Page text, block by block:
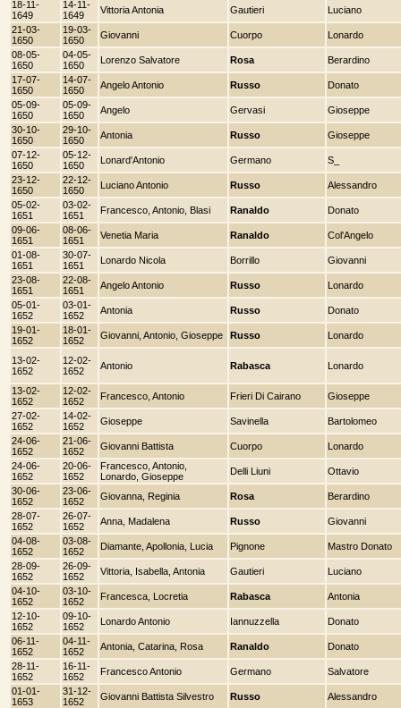
18-11-
1649
14-11-
1649
Vittoria Antonia Gautieri
Luciano
21-03-
1650
19-03-
1650
Giovanni Cuorpo
Lonardo
08-05-
1650
04-05-
1650
Lorenzo Salvatore Rosa
Berardino
17-07-
1650
14-07-
1650
Angelo Antonio Russo
Donato
05-09-
1650
05-09-
1650
Angelo Gervasi
Gioseppe
30-10-
1650
29-10-
1650
Antonia Russo
Gioseppe
07-12-
1650
05-12-
1650
Lonard'Antonio Germano
S_
23-12-
1650
22-12-
1650
Luciano Antonio Russo
Alessandro
05-02-
1651
03-02-
1651
Francesco, Antonio, Blasi Ranaldo
Donato
09-06-
1651
08-06-
1651
Venetia Maria Ranaldo
Col'Angelo
01-08-
1651
30-07-
1651
Lonardo Nicola Borrillo
Giovanni
23-08-
1651
22-08-
1651
Angelo Antonio Russo
Lonardo
05-01-
1652
03-01-
1652
Antonia Russo
Donato
19-01-
1652
18-01-
1652
Giovanni, Antonio, Gioseppe Russo Lonardo
13-02-
1652
12-02-
1652
Antonio Rabasca Lonardo
13-02-
1652
12-02-
1652
Francesco, Antonio Frieri Di Cairano
Gioseppe
27-02-
1652
14-02-
1652
Gioseppe Savinella
Bartolomeo
24-06-
1652
21-06-
1652
Giovanni Battista Cuorpo
Lonardo
24-06-
1652
20-06-
1652
Francesco, Antonio,
Lonardo, Gioseppe
Delli Liuni
Ottavio
30-06-
1652
23-06-
1652
Giovanna, Reginia Rosa
Berardino
28-07-
1652
26-07-
1652
Anna, Madalena Russo
Giovanni
04-08-
1652
03-08-
1652
Diamante, Apollonia, Lucia Pignone
Mastro Donato
28-09-
1652
26-09-
1652
Vittoria, Isabella, Antonia Gautieri
Luciano
04-10-
1652
03-10-
1652
Francesca, Locretia Rabasca
Antonia
12-10-
1652
09-10-
1652
Lonardo Antonio Iannuzzella
Donato
06-11-
1652
04-11-
1652
Antonia, Catarina, Rosa Ranaldo
Donato
28-11-
1652
16-11-
1652
Francesco Antonio Germano
Salvatore
01-01-
1653
31-12-
1652
Giovanni Battista Silvestro Russo
Alessandro